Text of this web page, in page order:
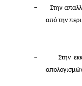
–
Στην
από την
–
Στην